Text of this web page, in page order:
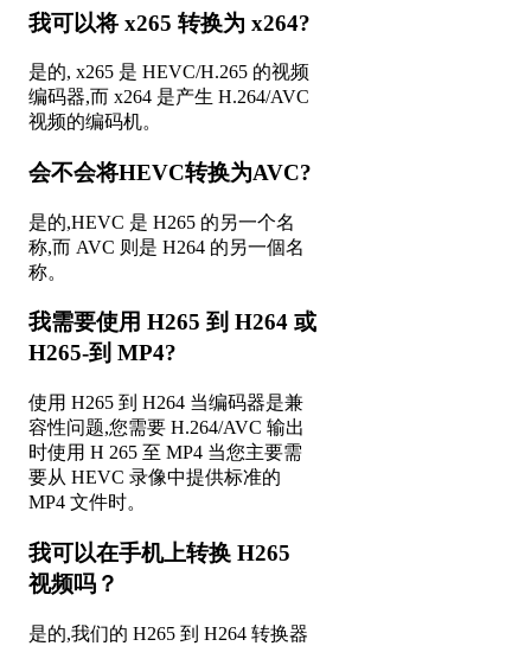
我可以将 x265 转换为 x264?
是的, x265 是 HEVC/H.265 的视频
编码器,而 x264 是产生 H.264/AVC
视频的编码机。
会不会将HEVC转换为AVC?
是的,HEVC 是 H265 的另一个名
称,而 AVC 则是 H264 的另一個名
称。
我需要使用 H265 到 H264 或
H265-到 MP4?
使用 H265 到 H264 当编码器是兼
容性问题,您需要 H.264/AVC 输出
时使用 H 265 至 MP4 当您主要需
要从 HEVC 录像中提供标准的
MP4 文件时。
我可以在手机上转换 H265
视频吗？
是的,我们的 H265 到 H264 转换器